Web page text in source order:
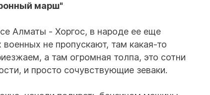
марш"
Алматы - Хоргос, в народе ее еще
не пропускают, там какая-то
а там огромная толпа, это сотни
и просто сочувствующие зеваки.